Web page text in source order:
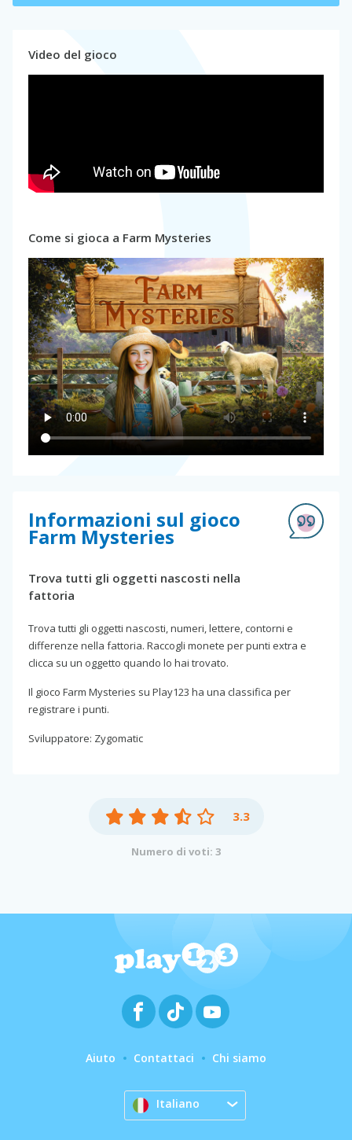
Video del gioco
Come si gioca a Farm Mysteries
Informazioni sul gioco
Farm Mysteries
Trova tutti gli oggetti nascosti nella
fattoria
Trova tutti gli oggetti nascosti, numeri, lettere, contorni e
differenze nella fattoria. Raccogli monete per punti extra e
clicca su un oggetto quando lo hai trovato.
Il gioco Farm Mysteries su Play123 ha una classifica per
registrare i punti.
Sviluppatore: Zygomatic
3.3
Numero di voti: 3
Aiuto Contattaci Chi siamo
Italiano